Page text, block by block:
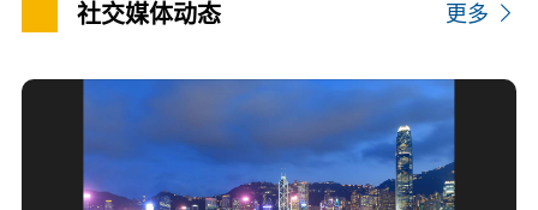
社交媒体动态 更多